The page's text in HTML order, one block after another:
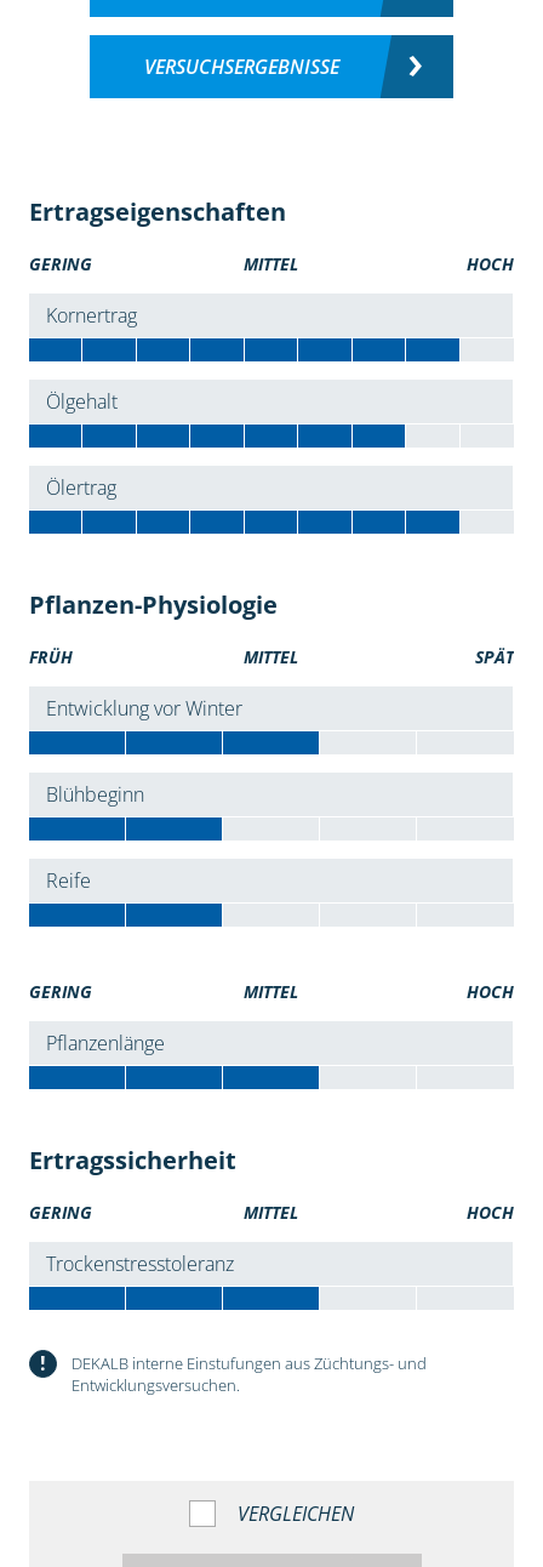
VERSUCHSERGEBNISSE
Ertragseigenschaften
GERING MITTEL HOCH
Kornertrag
Ölgehalt
Ölertrag
Pflanzen-Physiologie
FRÜH MITTEL SPÄT
Entwicklung vor Winter
Blühbeginn
Reife
GERING MITTEL HOCH
Pflanzenlänge
Ertragssicherheit
GERING MITTEL HOCH
Trockenstresstoleranz
!
DEKALB interne Einstufungen aus Züchtungs- und
Entwicklungsversuchen.
VERGLEICHEN